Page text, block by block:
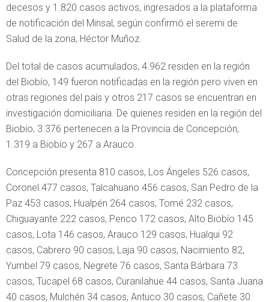
decesos y 1.820 casos activos, ingresados a la plataforma
de notificación del Minsal, según confirmó el seremi de
Salud de la zona, Héctor Muñoz.
Del total de casos acumulados, 4.962 residen en la región
del Biobío, 149 fueron notificadas en la región pero viven en
otras regiones del país y otros 217 casos se encuentran en
investigación domiciliaria. De quienes residen en la región del
Biobío, 3.376 pertenecen a la Provincia de Concepción,
1.319 a Biobío y 267 a Arauco.
Concepción presenta 810 casos, Los Ángeles 526 casos,
Coronel 477 casos, Talcahuano 456 casos, San Pedro de la
Paz 453 casos, Hualpén 264 casos, Tomé 232 casos,
Chiguayante 222 casos, Penco 172 casos, Alto Biobío 145
casos, Lota 146 casos, Arauco 129 casos, Hualqui 92
casos, Cabrero 90 casos, Laja 90 casos, Nacimiento 82,
Yumbel 79 casos, Negrete 76 casos, Santa Bárbara 73
casos, Tucapel 68 casos, Curanilahue 44 casos, Santa Juana
40 casos, Mulchén 34 casos, Antuco 30 casos, Cañete 30